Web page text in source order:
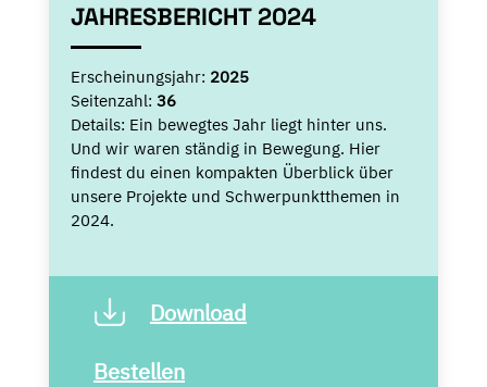
JAHRESBERICHT 2024
Erscheinungsjahr: 2025
Seitenzahl: 36
Details: Ein bewegtes Jahr liegt hinter uns.
Und wir waren ständig in Bewegung. Hier
findest du einen kompakten Überblick über
unsere Projekte und Schwerpunktthemen in
2024.
Download
Bestellen